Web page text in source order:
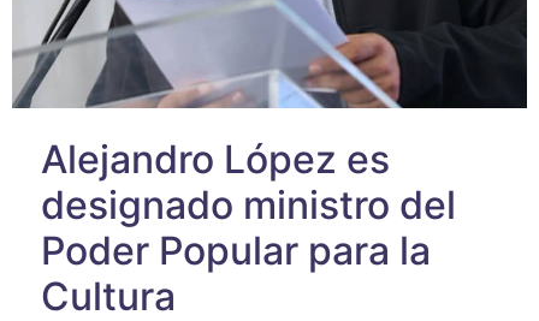
Alejandro López es
designado ministro del
Poder Popular para la
Cultura